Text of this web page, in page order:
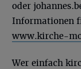
oder
Informationen
www.kirche-
Wer einfach